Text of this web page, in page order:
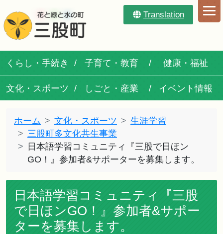
Translation
くらし・手続き 子育て・教育 健康・福祉
文化・スポーツ しごと・産業 イベント情報
ホーム 文化・スポーツ
生涯学習
三股町多文化共生事業
日本語学習コミュニティ『三股で日ほン
GO！』参加者&サポーターを募集します。
日本語学習コミュニティ『三股
で日ほンGO！』参加者&サポー
ターを募集します。